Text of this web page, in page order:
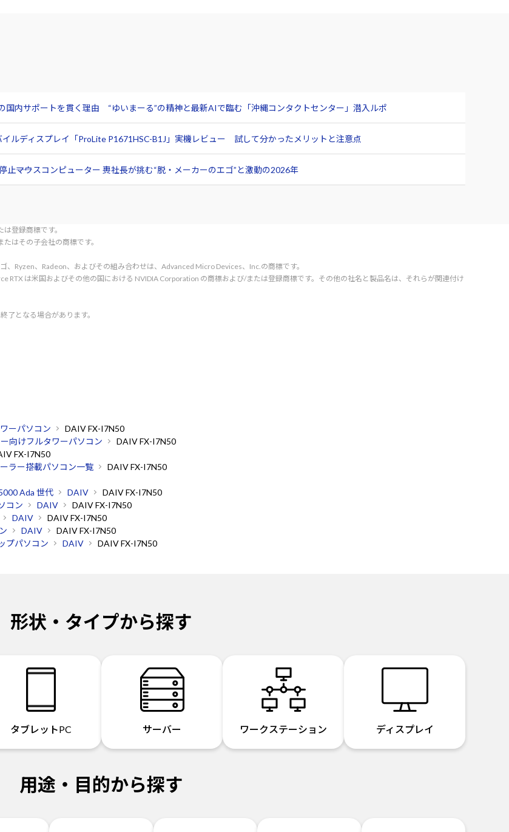
国内サポートを貫く理由 “ゆいまーる”の精神と最新AIで臨む「沖縄コンタクトセンター」潜入ルポ
ルディスプレイ「ProLite P1671HSC-B1J」実機レビュー 試して分かったメリットと注意点
――マウスコンピューター 軣社長が挑む“脱・メーカーのエゴ”と激動の2026年
登録商標です。
はその子会社の商標です。
Ryzen、Radeon、およびその組み合わせは、Advanced Micro Devices、Inc.の商標です。
RTX は米国およびその他の国における NVIDIA Corporation の商標および/または登録商標です。その他の社名と製品名は、それらが関連付け
了となる場合があります。
ーパソコン
DAIV FX-I7N50
向けフルタワーパソコン
DAIV FX-I7N50
FX-I7N50
ラー搭載パソコン一覧
DAIV FX-I7N50
Ada 世代 DAIV
DAIV FX-I7N50
コン DAIV
DAIV FX-I7N50
DAIV
DAIV FX-I7N50
DAIV
DAIV FX-I7N50
プパソコン DAIV DAIV FX-I7N50
形状・タイプから探す
タブレットPC サーバー ワークステーション ディスプレイ
用途・目的から探す